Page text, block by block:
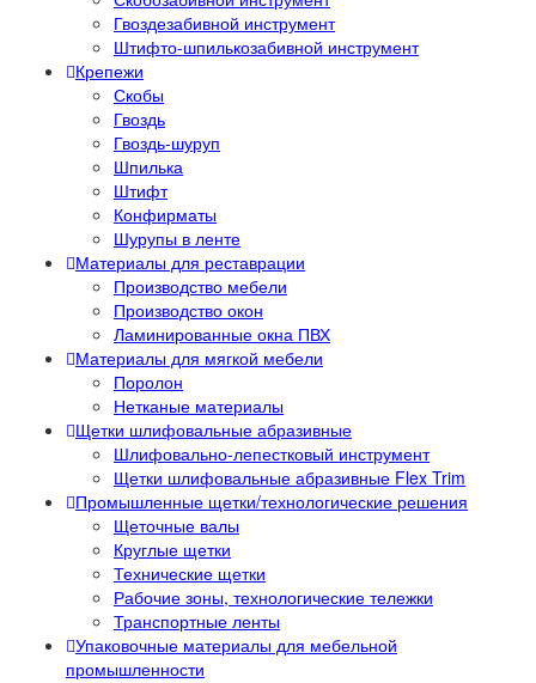
Гвоздезабивной инструмент
Штифто-шпилькозабивной инструмент
Крепежи
Скобы
Гвоздь
Гвоздь-шуруп
Шпилька
Штифт
Конфирматы
Шурупы в ленте
Материалы для реставрации
Производство мебели
Производство окон
Ламинированные окна ПВХ
Материалы для мягкой мебели
Поролон
Нетканые материалы
Щетки шлифовальные абразивные
Шлифовально-лепестковый инструмент
Щетки шлифовальные абразивные Flex Trim
Промышленные щетки/технологические решения
Щеточные валы
Круглые щетки
Технические щетки
Рабочие зоны, технологические тележки
Транспортные ленты
Упаковочные материалы для мебельной
промышленности